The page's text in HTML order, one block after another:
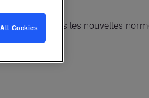
toutes les nouvelles
Cookies